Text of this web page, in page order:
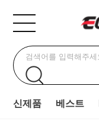
신제품 베스트